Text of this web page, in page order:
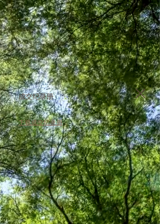
成交纪录册
下载成交纪录册